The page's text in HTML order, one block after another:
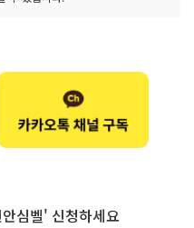
심벨' 신청하세요